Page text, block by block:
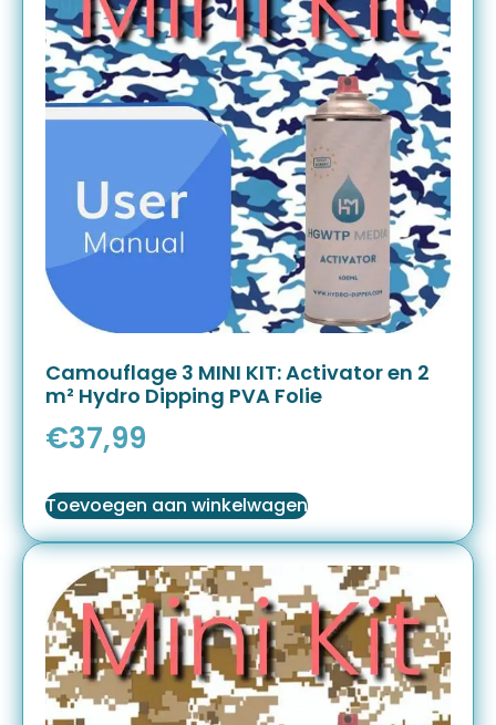
Camouflage 3 MINI KIT: Activator en 2
m² Hydro Dipping PVA Folie
€37,99
Toevoegen aan winkelwagen